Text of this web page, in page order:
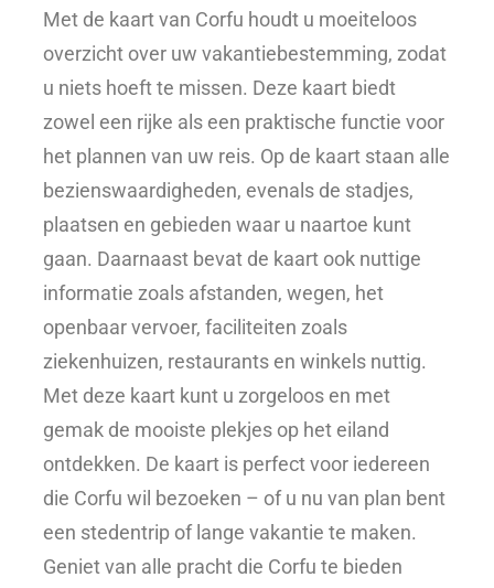
Met de kaart van Corfu houdt u moeiteloos
overzicht over uw vakantiebestemming, zodat
u niets hoeft te missen. Deze kaart biedt
zowel een rijke als een praktische functie voor
het plannen van uw reis. Op de kaart staan alle
bezienswaardigheden, evenals de stadjes,
plaatsen en gebieden waar u naartoe kunt
gaan. Daarnaast bevat de kaart ook nuttige
informatie zoals afstanden, wegen, het
openbaar vervoer, faciliteiten zoals
ziekenhuizen, restaurants en winkels nuttig.
Met deze kaart kunt u zorgeloos en met
gemak de mooiste plekjes op het eiland
ontdekken. De kaart is perfect voor iedereen
die Corfu wil bezoeken – of u nu van plan bent
een stedentrip of lange vakantie te maken.
Geniet van alle pracht die Corfu te bieden